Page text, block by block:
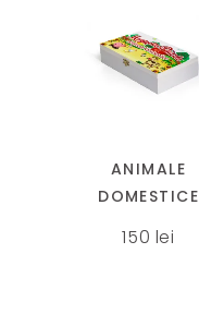
ANIMALE
DOMESTICE
150 lei